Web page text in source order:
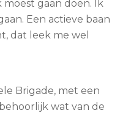
gaan doen. Ik
Een actieve baan
dat leek me wel
Brigade, met een
wat van de